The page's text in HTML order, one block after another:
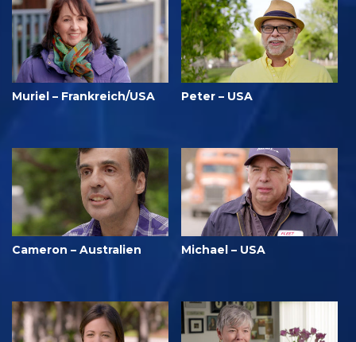
Muriel – Frankreich/USA Peter – USA
Cameron – Australien Michael – USA